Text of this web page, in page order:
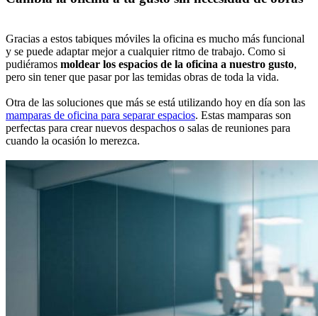
Gracias a estos tabiques móviles la oficina es mucho más funcional
y se puede adaptar mejor a cualquier ritmo de trabajo. Como si
pudiéramos moldear los espacios de la oficina a nuestro gusto,
pero sin tener que pasar por las temidas obras de toda la vida.
Otra de las soluciones que más se está utilizando hoy en día son las
mamparas de oficina para separar espacios. Estas mamparas son
perfectas para crear nuevos despachos o salas de reuniones para
cuando la ocasión lo merezca.